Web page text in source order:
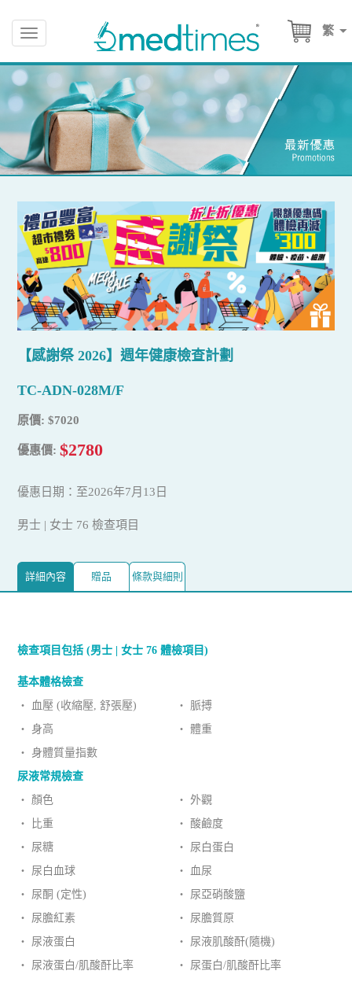
繁
Toggle
navigation
【感謝祭 2026】週年健康檢查計劃
TC-ADN-028M/F
原價: $7020
優惠價:$2780
優惠日期：至2026年7月13日
男士 | 女士 76 檢查項目
詳細內容 贈品 條款與細則
檢查項目包括 (男士 | 女士 76 體檢項目)
基本體格檢查
‧ 血壓 (收縮壓, 舒張壓)
‧ 脈搏
‧ 身高
‧ 體重
‧ 身體質量指數
尿液常規檢查
‧ 顏色
‧ 外觀
‧ 比重
‧ 酸鹼度
‧ 尿糖
‧ 尿白蛋白
‧ 尿白血球
‧ 血尿
‧ 尿酮 (定性)
‧ 尿亞硝酸鹽
‧ 尿膽紅素
‧ 尿膽質原
‧ 尿液蛋白
‧ 尿液肌酸酐(隨機)
‧ 尿液蛋白/肌酸酐比率
‧ 尿蛋白/肌酸酐比率